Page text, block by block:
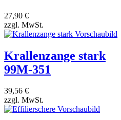
27,90 €
zzgl. MwSt.
Krallenzange stark
99M-351
39,56 €
zzgl. MwSt.